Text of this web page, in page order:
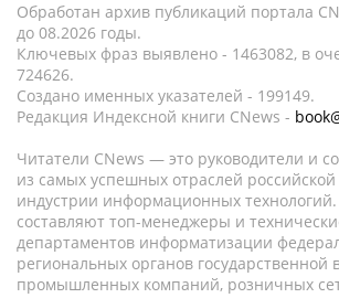
Обработан архив публикаций портала
до 08.2026 годы.
Ключевых фраз выявлено - 1463082, в
724626.
Создано именных указателей - 199149.
Редакция Индексной книги CNews -
Читатели CNews — это руководители и
из самых успешных отраслей
индустрии информационных
составляют топ-менеджеры и
департаментов информатизации
региональных органов государственной
промышленных компаний, розничных